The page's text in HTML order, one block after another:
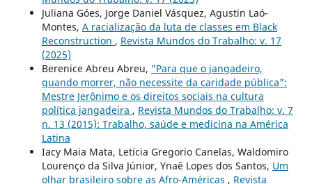
Juliana Góes, Jorge Daniel Vásquez, Agustin Laó-
Montes, A racialização da luta de classes em Black
Reconstruction , Revista Mundos do Trabalho: v. 17
(2025)
Berenice Abreu Abreu, "Para que o jangadeiro,
quando morrer, não necessite da caridade pública":
Mestre Jerônimo e os direitos sociais na cultura
política jangadeira , Revista Mundos do Trabalho: v. 7
n. 13 (2015): Trabalho, saúde e medicina na América
Latina
Iacy Maia Mata, Letícia Gregorio Canelas, Waldomiro
Lourenço da Silva Júnior, Ynaê Lopes dos Santos, Um
olhar brasileiro sobre as Afro-Américas , Revista